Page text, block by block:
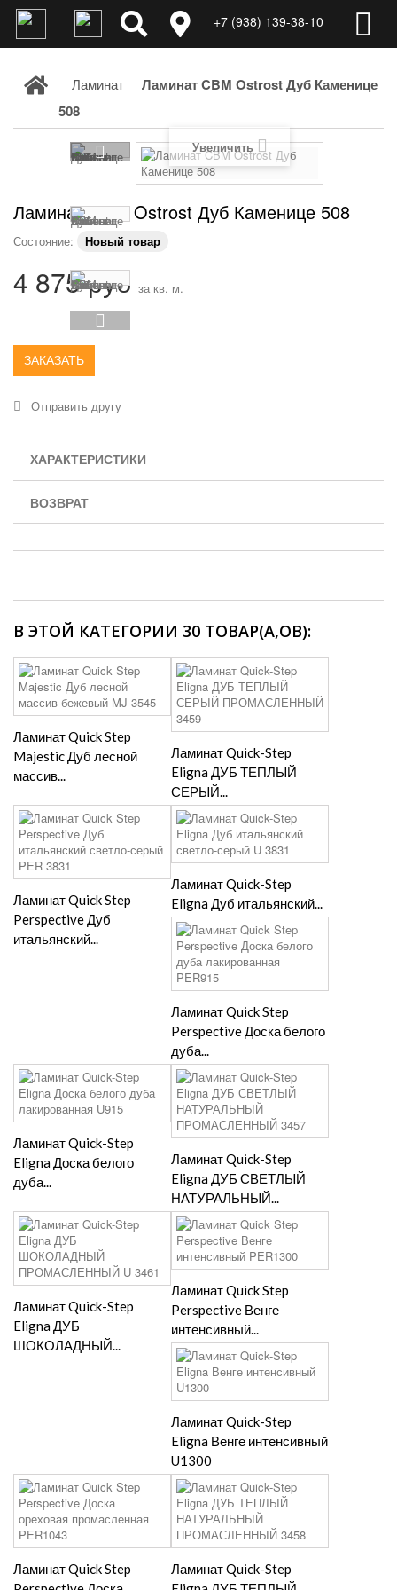
+7 (938) 139-38-10
Ламинат
Ламинат CBM Ostrost Дуб Каменице
508
Увеличить
Ламинат CBM Ostrost Дуб Каменице 508
Состояние: Новый товар
4 875 руб за кв. м.
ЗАКАЗАТЬ
Отправить другу
ХАРАКТЕРИСТИКИ
ВОЗВРАТ
В ЭТОЙ КАТЕГОРИИ 30 ТОВАР(А,ОВ):
Ламинат Quick Step
Majestic Дуб лесной
массив...
Ламинат Quick-Step
Eligna ДУБ ТЕПЛЫЙ
СЕРЫЙ...
Ламинат Quick Step
Perspective Дуб
итальянский...
Ламинат Quick-Step
Eligna Дуб итальянский...
Ламинат Quick Step
Perspective Доска белого
дуба...
Ламинат Quick-Step
Eligna Доска белого
дуба...
Ламинат Quick-Step
Eligna ДУБ СВЕТЛЫЙ
НАТУРАЛЬНЫЙ...
Ламинат Quick-Step
Eligna ДУБ
ШОКОЛАДНЫЙ...
Ламинат Quick Step
Perspective Венге
интенсивный...
Ламинат Quick-Step
Eligna Венге интенсивный
U1300
Ламинат Quick Step
Ламинат Quick-Step